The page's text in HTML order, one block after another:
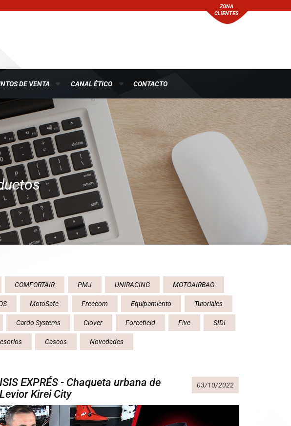
ZONA
CLIENTES
DE VENTA CANAL ÉTICO CONTACTO
COMFORTAIR PMJ UNIRACING MOTOAIRBAG
MotoSafe Freecom Equipamiento Tutoriales
Cardo Systems Clover Forcefield Five SIDI
Cascos Novedades
EXPRÉS - Chaqueta urbana de
Kirei City
03/10/2022